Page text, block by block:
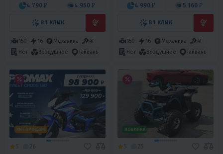
4 790 ₽ 4 950 ₽
В 1 КЛИК
150 16 Механика
4T
Нет
Воздушное Тайвань
4 990 ₽ 5 160 ₽
В 1 КЛИК
150 16 Механика
4T
Нет
Воздушное Тайвань
ХИТ ПРОДАЖ НОВИНКА